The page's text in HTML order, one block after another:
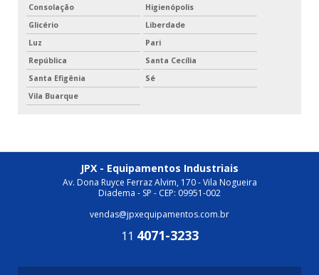
Consolação
Higienópolis
Glicério
Liberdade
Luz
Pari
República
Santa Cecília
Santa Efigênia
Sé
Vila Buarque
JPX - Equipamentos Industriais
Av. Dona Ruyce Ferraz Alvim, 170 - Vila Nogueira
Diadema - SP - CEP: 09951-002
vendas@jpxequipamentos.com.br
11 4071-3233